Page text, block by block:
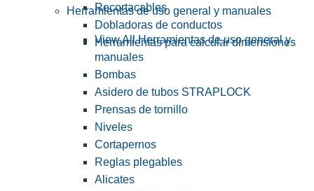
Recortacables
Dobladoras de conductos
Herramientas para calcular dimensiones
Herramientas de uso general y manuales
View All Herramientas de uso general y
manuales
Bombas
Asidero de tubos STRAPLOCK
Prensas de tornillo
Niveles
Cortapernos
Reglas plegables
Alicates